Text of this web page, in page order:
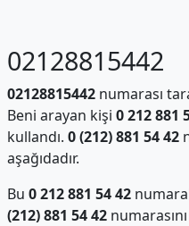
02128815442
02128815442numarası
Beni arayan kişi 0 212 881
kullandı. 0 (212) 881 54 42
aşağıdadır.
Bu 0 212 881 54 42
(212) 881 54 42